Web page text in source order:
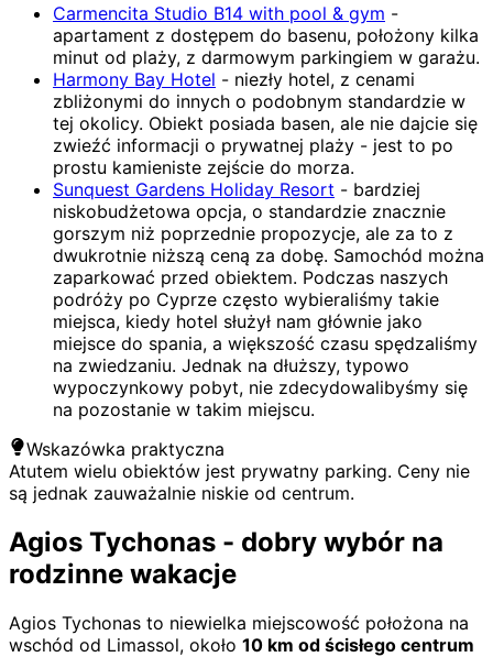
Carmencita Studio B14 with pool & gym -
apartament z dostępem do basenu, położony kilka
minut od plaży, z darmowym parkingiem w garażu.
Harmony Bay Hotel - niezły hotel, z cenami
zbliżonymi do innych o podobnym standardzie w
tej okolicy. Obiekt posiada basen, ale nie dajcie się
zwieźć informacji o prywatnej plaży - jest to po
prostu kamieniste zejście do morza.
Sunquest Gardens Holiday Resort - bardziej
niskobudżetowa opcja, o standardzie znacznie
gorszym niż poprzednie propozycje, ale za to z
dwukrotnie niższą ceną za dobę. Samochód można
zaparkować przed obiektem. Podczas naszych
podróży po Cyprze często wybieraliśmy takie
miejsca, kiedy hotel służył nam głównie jako
miejsce do spania, a większość czasu spędzaliśmy
na zwiedzaniu. Jednak na dłuższy, typowo
wypoczynkowy pobyt, nie zdecydowalibyśmy się
na pozostanie w takim miejscu.
Wskazówka praktyczna
Atutem wielu obiektów jest prywatny parking. Ceny nie
są jednak zauważalnie niskie od centrum.
Agios Tychonas - dobry wybór na
rodzinne wakacje
Agios Tychonas to niewielka miejscowość położona na
wschód od Limassol, około 10 km od ścisłego centrum